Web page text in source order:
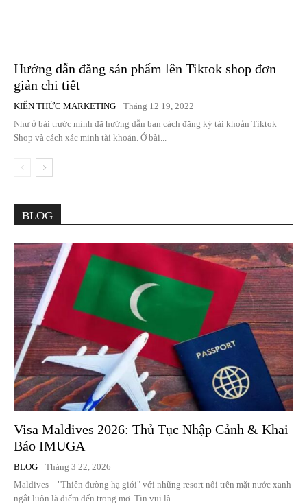
Hướng dẫn đăng sản phẩm lên Tiktok shop đơn
giản chi tiết
KIẾN THỨC MARKETING
Tháng 12 19, 2022
Như ở bài trước mình đã hướng dẫn bạn cách đăng ký tài khoản Tiktok
Shop và cách xác minh tài khoản. Ở bài...
BLOG
Visa Maldives 2026: Thủ Tục Nhập Cảnh & Khai
Báo IMUGA
BLOG
Tháng 3 22, 2026
Maldives – "Thiên đường hạ giới" với những resort nổi trên mặt nước xanh
ngắt luôn là điểm đến trong mơ. Tin vui là...